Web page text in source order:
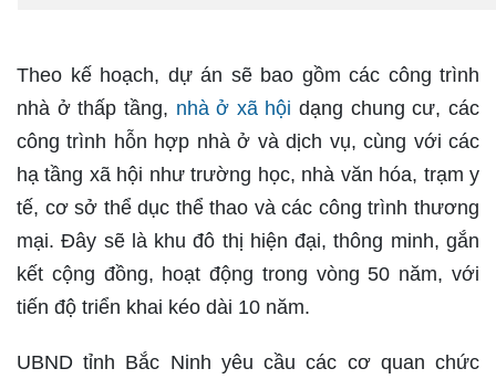
Theo kế hoạch, dự án sẽ bao gồm các công trình
nhà ở thấp tầng, nhà ở xã hộidạng chung cư, các
công trình hỗn hợp nhà ở và dịch vụ, cùng với các
hạ tầng xã hội như trường học, nhà văn hóa, trạm y
tế, cơ sở thể dục thể thao và các công trình thương
mại. Đây sẽ là khu đô thị hiện đại, thông minh, gắn
kết cộng đồng, hoạt động trong vòng 50 năm, với
tiến độ triển khai kéo dài 10 năm.
UBND tỉnh Bắc Ninh yêu cầu các cơ quan chức